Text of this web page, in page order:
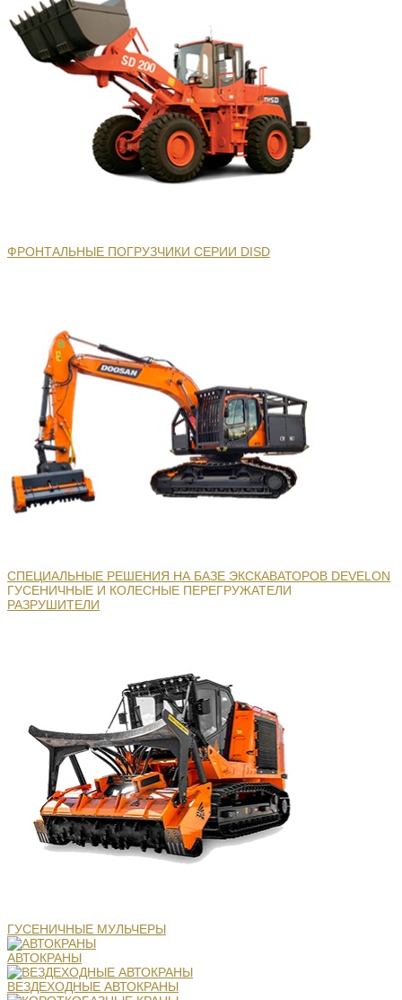
ФРОНТАЛЬНЫЕ ПОГРУЗЧИКИ СЕРИИ DISD
СПЕЦИАЛЬНЫЕ РЕШЕНИЯ НА БАЗЕ ЭКСКАВАТОРОВ DEVELON
ГУСЕНИЧНЫЕ И КОЛЕСНЫЕ ПЕРЕГРУЖАТЕЛИ
РАЗРУШИТЕЛИ
ГУСЕНИЧНЫЕ МУЛЬЧЕРЫ
АВТОКРАНЫ
ВЕЗДЕХОДНЫЕ АВТОКРАНЫ